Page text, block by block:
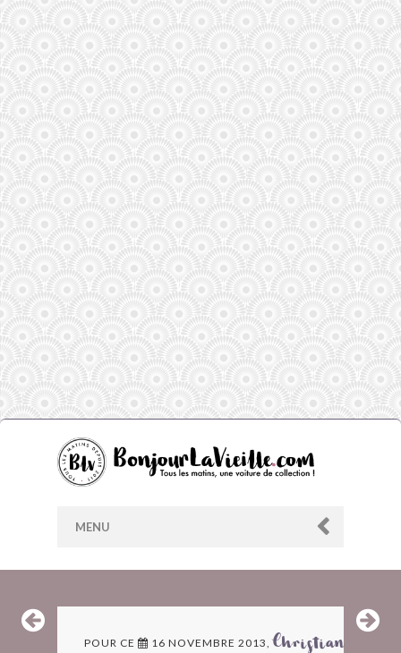
MENU
POUR CE 16 NOVEMBRE 2013,Christian